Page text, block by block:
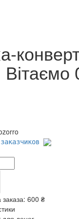
600 ₴